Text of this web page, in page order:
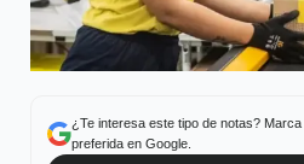
¿Te interesa este tipo de notas? Marca
preferida en Google.